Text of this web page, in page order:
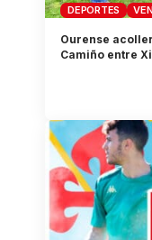
DEPORTES
Ourense
Camiño entre